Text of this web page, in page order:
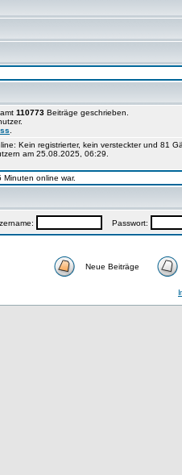
110773 Beiträge geschrieben.
Kein registrierter, kein versteckter und 81
am 25.08.2025, 06:29.
online war.
Passwort:
Neue Beiträge